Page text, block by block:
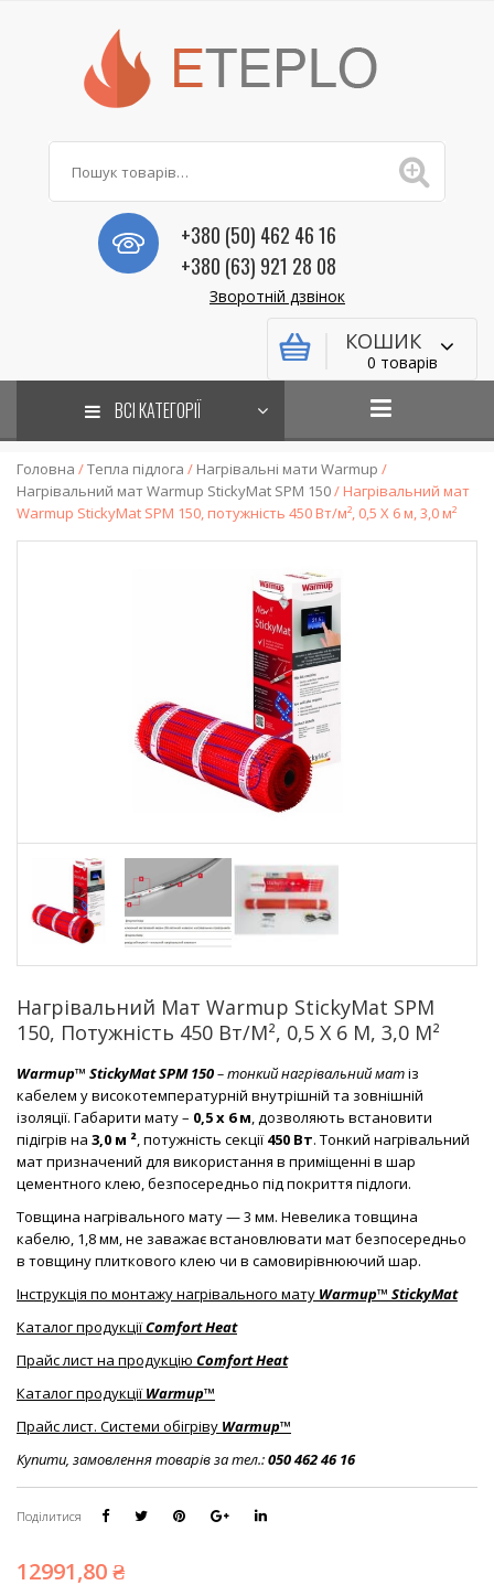
+380 (50) 462 46 16
+380 (63) 921 28 08
Зворотній дзвінок
КОШИК
0 товарів
ВСІ КАТЕГОРІЇ
Головна /Тепла підлога / Нагрівальні мати Warmup /
Нагрівальний мат Warmup StickyMat SPM 150/ Нагрівальний мат
Warmup StickyMat SPM 150, потужність 450 Вт/м², 0,5 X 6 м, 3,0 м²
Нагрівальний Мат Warmup StickyMat SPM
150, Потужність 450 Вт/м², 0,5 X 6 М, 3,0 М²
Warmup™ StickyMat SPM 150– тонкий нагрівальний матіз
кабелем у високотемпературній внутрішній та зовнішній
ізоляції. Габарити мату – 0,5 х 6 м, дозволяють встановити
підігрів на 3,0 м ², потужність секції450 Вт. Тонкий нагрівальний
мат призначений для використання в приміщенні в шар
цементного клею, безпосередньо під покриття підлоги.
Товщина нагрівального мату — 3 мм. Невелика товщина
кабелю, 1,8 мм, не заважає встановлювати мат безпосередньо
в товщину плиткового клею чи в самовирівнюючий шар.
Інструкція по монтажу нагрівального мату Warmup™ StickyMat
Каталог продукціїComfort Heat
Прайс лист на продукцію Comfort Heat
Каталог продукціїWarmup™
Прайс лист. Системи обігріву Warmup™
Купити, замовлення товарів за тел.:050 462 46 16
Поділитися
12991,80₴